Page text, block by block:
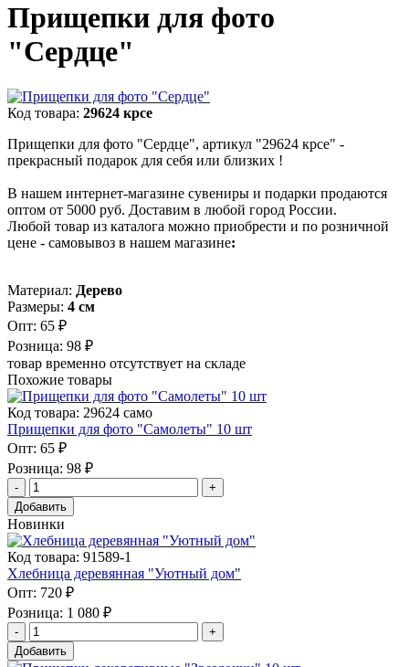
Прищепки для фото
"Сердце"
Код товара: 29624 крсе
Прищепки для фото "Сердце", артикул "29624 крсе" -
прекрасный подарок для себя или близких !
В нашем интернет-магазине сувениры и подарки продаются
оптом от 5000 руб. Доставим в любой город России.
Любой товар из каталога можно приобрести и по розничной
цене - самовывоз в нашем магазине:
Материал: Дерево
Размеры: 4 см
Опт: 65 ₽
Розница: 98 ₽
товар временно отсутствует на складе
Похожие товары
Код товара: 29624 само
Прищепки для фото "Самолеты" 10 шт
Опт: 65 ₽
Розница: 98 ₽
Добавить
Новинки
Код товара: 91589-1
Хлебница деревянная "Уютный дом"
Опт: 720 ₽
Розница: 1 080 ₽
Добавить